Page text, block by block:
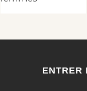
ENTRER